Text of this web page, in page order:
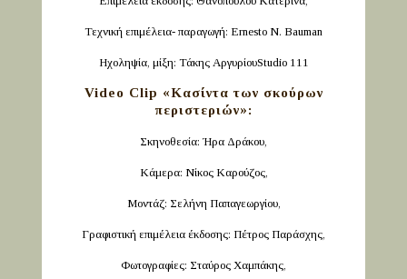
Τεχνική επιμέλεια- παραγωγή: Ernesto N. Bauman
Ηχοληψία, μίξη: Τάκης ΑργυρίουStudio 111
Video Clip «Κασίντα των σκούρων
περιστεριών»:
Σκηνοθεσία: Ήρα Δράκου,
Κάμερα: Νίκος Καρούζος,
Μοντάζ: Σελήνη Παπαγεωργίου,
Γραφιστική επιμέλεια έκδοσης: Πέτρος Παράσχης,
Φωτογραφίες: Σταύρος Χαμπάκης,